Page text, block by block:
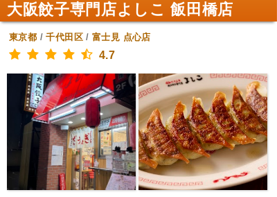
大阪餃子専門店よしこ 飯田橋店
東京都 /千代田区/富士見 点心店
4.7